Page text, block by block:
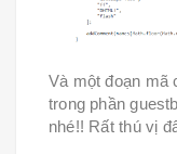
Và một đoạn mã
trong phần
nhé!! Rất thú vị